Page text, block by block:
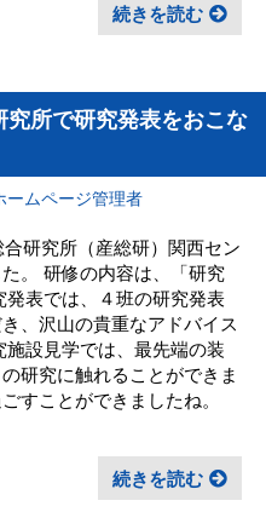
続きを読む
究所で研究発表をおこな
ームページ管理者
研究所（産総研）関西セン
。 研修の内容は、「研究
表では、４班の研究発表
、沢山の貴重なアドバイス
設見学では、最先端の装
研究に触れることができま
すことができましたね。
続きを読む